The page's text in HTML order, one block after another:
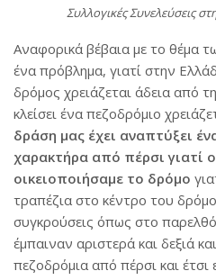
Συλλογικές Συνελεύσεις
Αναφορικά βέβαια με το θέμα
ένα πρόβλημα, γιατί στην
δρόμος χρειάζεται άδεια από
κλείσει ένα πεζοδρόμιο
δράση μας έχει αναπτύξει
χαρακτήρα από πέρσι γιατί
οικειοποιήσαμε το δρόμο
τραπέζια στο κέντρο του
συγκρούσεις όπως στο
έμπαιναν αριστερά και δεξιά
πεζοδρόμια από πέρσι και έτσι